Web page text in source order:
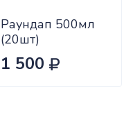
Раундап 500мл
(20шт)
1 500